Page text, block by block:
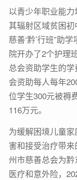
以青少年职业能
其辐射区域贫困
慈善‘黔’行班”助
院开办了2个护理
总会资助学生的
会资助每人每年
位学生300元被褥
116万元。
为缓解困境儿童
害和接受治疗带
州市慈善总会为
医疗和意外险，